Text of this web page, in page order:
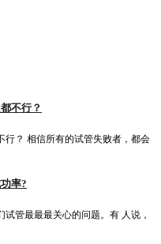
不行？
行？ 相信所有的试管失败者，都会
率?
试管最最最关心的问题。有 人说，